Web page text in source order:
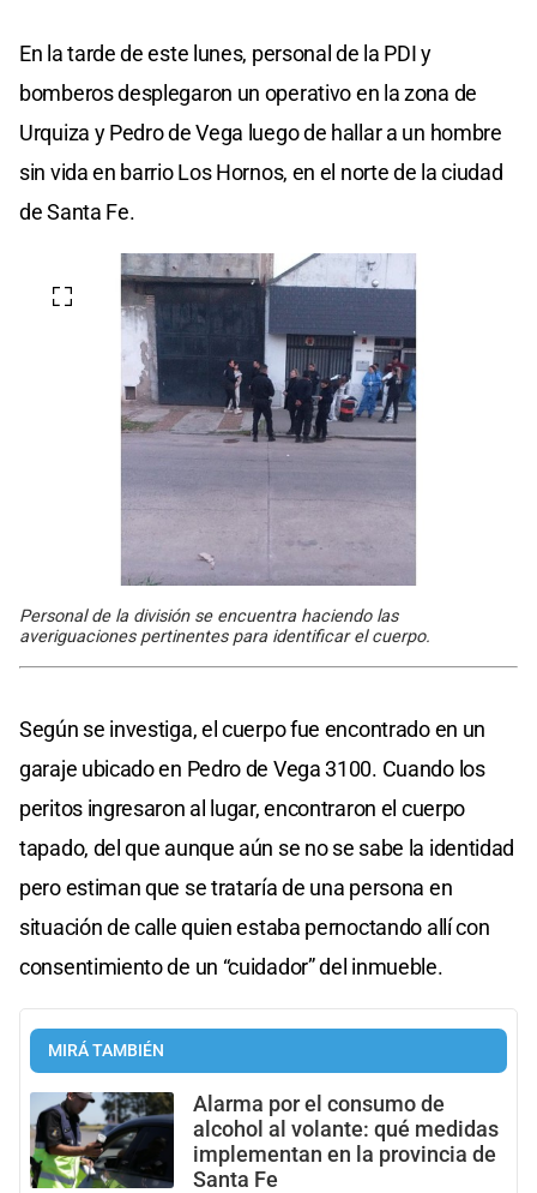
En la tarde de este lunes, personal de la PDI y
bomberos desplegaron un operativo en la zona de
Urquiza y Pedro de Vega luego de hallar a un hombre
sin vida en barrio Los Hornos, en el norte de la ciudad
de Santa Fe.
Personal de la división se encuentra haciendo las
averiguaciones pertinentes para identificar el cuerpo.
Según se investiga, el cuerpo fue encontrado en un
garaje ubicado en Pedro de Vega 3100. Cuando los
peritos ingresaron al lugar, encontraron el cuerpo
tapado, del que aunque aún se no se sabe la identidad
pero estiman que se trataría de una persona en
situación de calle quien estaba pernoctando allí con
consentimiento de un “cuidador” del inmueble.
MIRÁ TAMBIÉN
Alarma por el consumo de
alcohol al volante: qué medidas
implementan en la provincia de
Santa Fe